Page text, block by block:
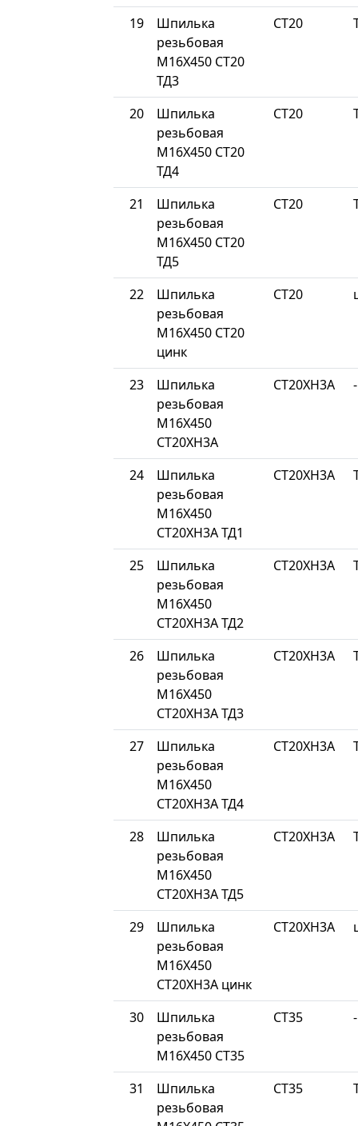
19
Шпилька
резьбовая
М16Х450 СТ20
ТД3
СТ20
20
Шпилька
резьбовая
М16Х450 СТ20
ТД4
СТ20
21
Шпилька
резьбовая
М16Х450 СТ20
ТД5
СТ20
22
Шпилька
резьбовая
М16Х450 СТ20
цинк
СТ20
23
Шпилька
резьбовая
М16Х450
СТ20ХН3А
СТ20ХН3А -
24
Шпилька
резьбовая
М16Х450
СТ20ХН3А ТД1
СТ20ХН3А
25
Шпилька
резьбовая
М16Х450
СТ20ХН3А ТД2
СТ20ХН3А
26
Шпилька
резьбовая
М16Х450
СТ20ХН3А ТД3
СТ20ХН3А
27
Шпилька
резьбовая
М16Х450
СТ20ХН3А ТД4
СТ20ХН3А
28
Шпилька
резьбовая
М16Х450
СТ20ХН3А ТД5
СТ20ХН3А
29
Шпилька
резьбовая
М16Х450
СТ20ХН3А цинк
СТ20ХН3А
30
Шпилька
резьбовая
М16Х450 СТ35
СТ35 -
31
Шпилька
резьбовая
СТ35